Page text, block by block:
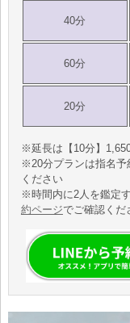
40分
60分
20分
※延長は【10分】
※20分プランは指名予
ください
※時間内に2人を鑑定
約ページでご確認くだ